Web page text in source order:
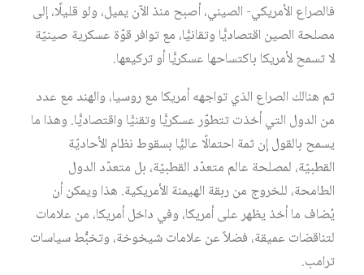
فالصراع الأمريكي- الصيني، أصبح منذ الآن يميل، ولو قليلًا، إلى
مصلحة الصين اقتصاديًّا وتقانيًّا، مع توافر قوّة عسكرية صينيّة
لا تسمح لأمريكا باكتساحها عسكريًّا أو تركيعها.
ثم هنالك الصراع الذي تواجهه أمريكا مع روسيا، والهند مع عدد
من الدول التي أخذت تتطوّر عسكريًّا وتقنيًّا واقتصاديًّا. وهذا ما
يسمح بالقول إن ثمة احتمالًا عاليًّا بسقوط نظام الأحاديّة
القطبيّة، لمصلحة عالم متعدّد القطبيّة، بل متعدّد الدول
الطامحة، للخروج من ربقة الهيمنة الأمريكية. هذا ويمكن أن
يُضاف ما أخذ يظهر على أمريكا، وفي داخل أمريكا، من علامات
لتناقضات عميقة، فضلاً عن علامات شيخوخة، وتخبُّط سياسات
ترامب.